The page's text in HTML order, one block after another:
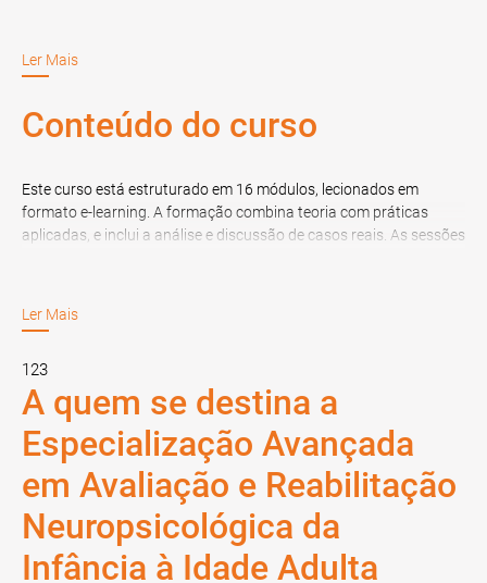
Ler Mais
Conteúdo do curso
Este curso está estruturado em 16 módulos, lecionados em
formato e-learning. A formação combina teoria com práticas
aplicadas, e inclui a análise e discussão de casos reais. As sessões
conduzidas pelos formadores
1. Reabilitação, comunicação e multidisciplinariedade
Conheça os princípios da reabilitação e a importância da
comunicação no processo terapêutico. Adquira competências
para gerir emoções, promover a adesão ao tratamento e
trabalhar eficazmente numa equipa multidisciplinar.
2. Neuropsicologia e neuroanatomia cerebral
Ler Mais
123
A quem se destina a
Especialização Avançada
em Avaliação e Reabilitação
Neuropsicológica da
Infância à Idade Adulta